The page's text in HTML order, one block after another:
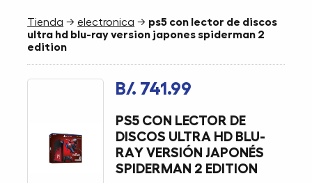
Tienda →electronica → ps5 con lector de discos
ultra hd blu-ray version japones spiderman 2
edition
B/. 741.99
PS5 CON LECTOR DE
DISCOS ULTRA HD BLU-
RAY VERSIÓN JAPONÉS
SPIDERMAN 2 EDITION